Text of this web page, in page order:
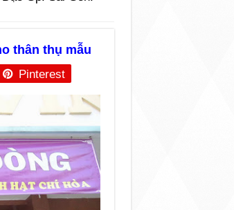
thân thụ mẫu
Pinterest